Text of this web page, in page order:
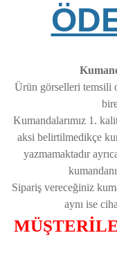
Ürün görselleri temsili
Kumandalarımız 1.
aksi belirtilmedikçe
yazmamaktadır
Sipariş vereceğiniz
aynı ise